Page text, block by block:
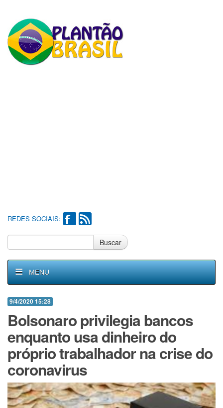
REDES SOCIAIS:
Buscar
MENU
9/4/2020 15:28
Bolsonaro privilegia bancos
enquanto usa dinheiro do
próprio trabalhador na crise do
coronavirus